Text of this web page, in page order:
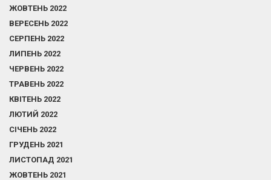
ЖОВТЕНЬ 2022
ВЕРЕСЕНЬ 2022
СЕРПЕНЬ 2022
ЛИПЕНЬ 2022
ЧЕРВЕНЬ 2022
ТРАВЕНЬ 2022
КВІТЕНЬ 2022
ЛЮТИЙ 2022
СІЧЕНЬ 2022
ГРУДЕНЬ 2021
ЛИСТОПАД 2021
ЖОВТЕНЬ 2021